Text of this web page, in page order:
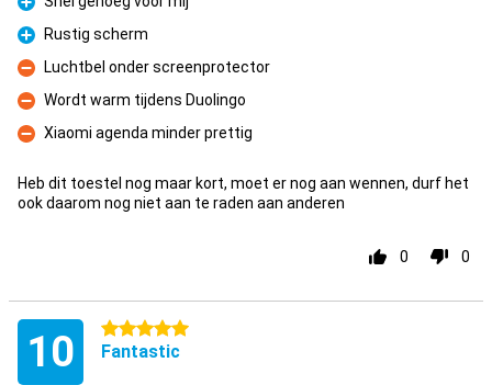
Pro
Pro
Rustig scherm
Con
Luchtbel onder screenprotector
Con
Wordt warm tijdens Duolingo
Con
Xiaomi agenda minder prettig
Heb dit toestel nog maar kort, moet er nog aan wennen, durf het
ook daarom nog niet aan te raden aan anderen
0 0
10 5 stars
Fantastic